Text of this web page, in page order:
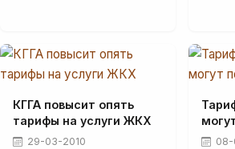
КГГА повысит опять
тарифы на услуги ЖКХ
29-03-2010 08-